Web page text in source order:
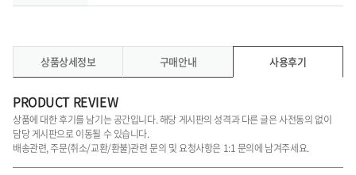
상품상세정보 구매안내 사용후기
PRODUCT REVIEW
상품에 대한 후기를 남기는 공간입니다. 해당 게시판의 성격과 다른 글은 사전동의 없이
담당 게시판으로 이동될 수 있습니다.
배송관련, 주문(취소/교환/환불)관련 문의 및 요청사항은 1:1 문의에 남겨주세요.